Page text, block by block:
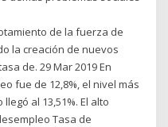
de la fuerza de
la creación de nuevos
de. 29 Mar 2019 En
fue de 12,8%, el nivel más
al 13,51%. El alto
Tasa de